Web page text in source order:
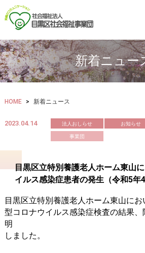
新着ニュー
HOME > 新着ニュース
2023.04.14 法人おしらせ
お知らせ
事業団
目黒区立特別養護老人ホーム東山
イルス感染症患者の発生（令和5年
目黒区立特別養護老人ホーム東山にお
型コロナウイルス感染症検査の結果、
明
しました。